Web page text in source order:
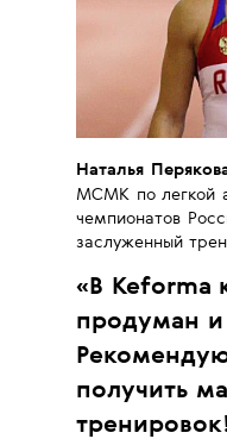
Наталья
МСМК по легкой
чемпионатов
заслуженный
« В Keforma
продуман и
получить